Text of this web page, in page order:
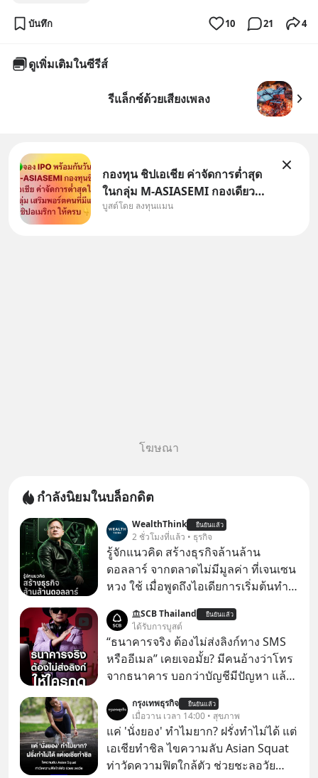
บันทึก 10 21 4
ดูเพิ่มเติมในซีรีส์
รีแล็กซ์ด้วยเสียงเพลง
กองทุน ชิปเอเชีย ค่าจัดการต่ำสุด
ในกลุ่ม M-ASIASEMI กองเดียว
ครบ มีทั้ง CXMT จากจีน TSMC
บูสต์โดย ลงทุนแมน
โฆษณา
กำลังนิยมในบล็อกดิต
WealthThink ยืนยันแล้ว
2 ชั่วโมงที่แล้ว • ธุรกิจ
รู้จักแนวคิด สร้างธุรกิจล้านล้าน
ดอลลาร์ จากตลาดไม่มีมูลค่า ที่เจนเซน
หวง ใช้ เมื่อพูดถึงไอเดียการเริ่มต้นทำ
ทำธุรกิจที่อยู่ในตลาดใหญ่ ๆ ที่ต้องมี
ลูกค้า พร้อมขายได้ทันที
SCB Thailand ยืนยันแล้ว
ได้รับการบูสต์
“ธนาคารจริง ต้องไม่ส่งลิงก์ทาง SMS
หรืออีเมล” เคยเจอมั้ย? มีคนอ้างว่าโทร
จากธนาคาร บอกว่าบัญชีมีปัญหา แล้ว
ทันที มาฟัง “ป้าเก๋าเล่ากลโกง” เพื่อรู้ทัน
มุกหลอกลวงในคราบความน่าเชื่อถือ
กันค่ะ #แก้เกมกลโกง #ป้าเก๋าเล่ากล
โกง #LivesSustainably #อยู่อย่าง
กรุงเทพธุรกิจ ยืนยันแล้ว
เมื่อวาน เวลา 14:00 • สุขภาพ
แค่ 'นั่งยอง' ทำไมยาก? ฝรั่งทำไม่ได้ แต่
เอเชียทำชิล ไขความลับ Asian Squat
ท่าวัดความฟิตใกล้ตัว ช่วยชะลอวัย